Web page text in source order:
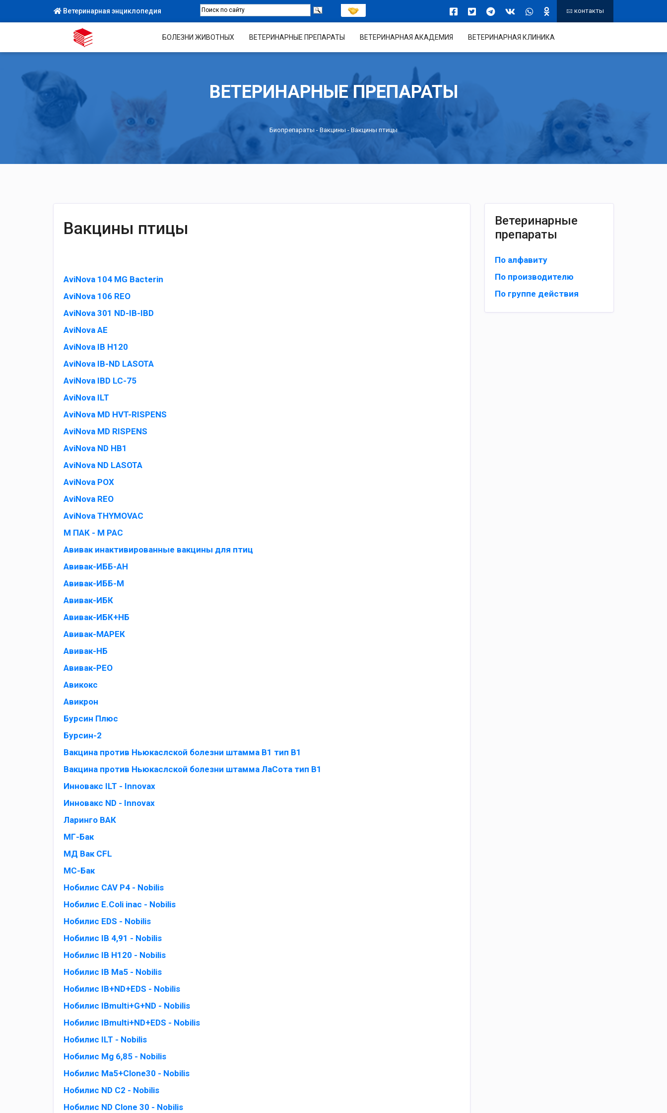
Ветеринарная энциклопедия контакты
БОЛЕЗНИ ЖИВОТНЫХ ВЕТЕРИНАРНЫЕ ПРЕПАРАТЫ ВЕТЕРИНАРНАЯ АКАДЕМИЯ ВЕТЕРИНАРНАЯ КЛИНИКА
ВЕТЕРИНАРНЫЕ ПРЕПАРАТЫ
Биопрепараты - Вакцины - Вакцины птицы
Ветеринарные
препараты
По алфавиту
По производителю
По группе действия
Вакцины птицы
AviNova 104 MG Bacterin
AviNova 106 REO
AviNova 301 ND-IB-IBD
AviNova AE
AviNova IB H120
AviNova IB-ND LASOTA
AviNova IBD LC-75
AviNova ILT
AviNova MD HVT-RISPENS
AviNova MD RISPENS
AviNova ND HB1
AviNova ND LASOTA
AviNova POX
AviNova REO
AviNova THYMOVAC
M ПАК - M PAC
Авивак инактивированные вакцины для птиц
Авивак-ИББ-АН
Авивак-ИББ-М
Авивак-ИБК
Авивак-ИБК+НБ
Авивак-МАРЕК
Авивак-НБ
Авивак-РЕО
Авикокс
Авикрон
Бурсин Плюс
Бурсин-2
Вакцина против Ньюкаслской болезни штамма B1 тип B1
Вакцина против Ньюкаслской болезни штамма ЛаСота тип B1
Инновакс ILT - Innovax
Инновакс ND - Innovax
Ларинго ВАК
МГ-Бак
МД Вак CFL
МС-Бак
Нобилис CAV P4 - Nobilis
Нобилис E.Coli inac - Nobilis
Нобилис EDS - Nobilis
Нобилис IB 4,91 - Nobilis
Нобилис IB H120 - Nobilis
Нобилис IB Ma5 - Nobilis
Нобилис IB+ND+EDS - Nobilis
Нобилис IBmulti+G+ND - Nobilis
Нобилис IBmulti+ND+EDS - Nobilis
Нобилис ILT - Nobilis
Нобилис Mg 6,85 - Nobilis
Нобилис Mа5+Clonе30 - Nobilis
Нобилис ND C2 - Nobilis
Нобилис ND Clone 30 - Nobilis